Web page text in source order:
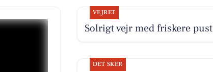
VEJRET
Solrigt vejr med friskere pust
DET SKER